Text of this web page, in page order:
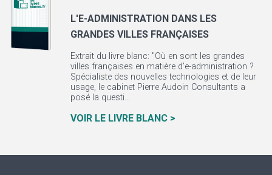
L'E-ADMINISTRATION DANS LES
GRANDES VILLES FRANÇAISES
Extrait du livre blanc: "Où en sont les grandes
villes françaises en matière d’e-administration ?
Spécialiste des nouvelles technologies et de leur
usage, le cabinet Pierre Audoin Consultants a
posé la questi...
VOIR LE LIVRE BLANC >